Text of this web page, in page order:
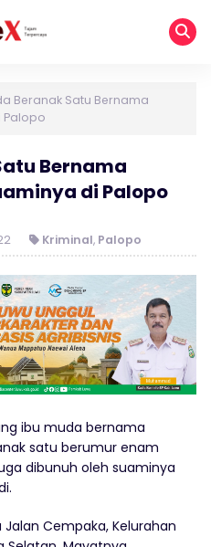
Beranak Satu Bernama
Palopo
Bernama
di Palopo
Kriminal, Palopo
ibu muda bernama
satu berumur enam
dibunuh oleh suaminya
Cempaka, Kelurahan